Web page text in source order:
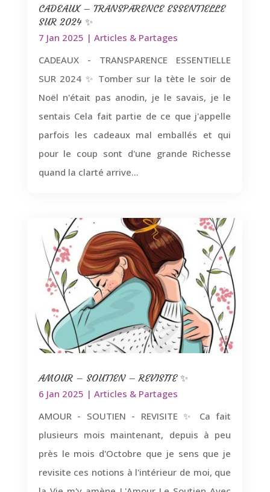
CADEAUX – TRANSPARENCE ESSENTIELLE
SUR 2024 ✨
7 Jan 2025 | Articles & Partages
CADEAUX - TRANSPARENCE ESSENTIELLE
SUR 2024 ✨ Tomber sur la tète le soir de
Noël n'était pas anodin, je le savais, je le
sentais Cela fait partie de ce que j'appelle
parfois les cadeaux mal emballés et qui
pour le coup sont d'une grande Richesse
quand la clarté arrive...
AMOUR – SOUTIEN – REVISITE ✨
6 Jan 2025 | Articles & Partages
AMOUR - SOUTIEN - REVISITE ✨ Ca fait
plusieurs mois maintenant, depuis à peu
près le mois d'Octobre que je sens que je
revisite ces notions à l'intérieur de moi, que